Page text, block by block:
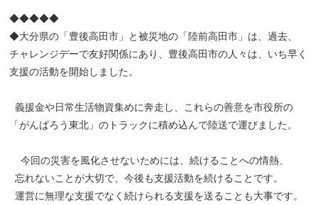
◆◆◆◆◆
◆大分県の「豊後高田市」と被災地の「陸前高田市」は、過去、
チャレンジデーで友好関係にあり、豊後高田市の人々は、いち早く
支援の活動を開始しました。
義援金や日常生活物資集めに奔走し、これらの善意を市役所の
「がんばろう東北」のトラックに積め込んで陸送で運びました。
今回の災害を風化させないためには、続けることへの情熱、
忘れないことが大切で、今後も支援活動を続けることです。
運営に無理な支援でなく続けられる支援を送ることも大事です。